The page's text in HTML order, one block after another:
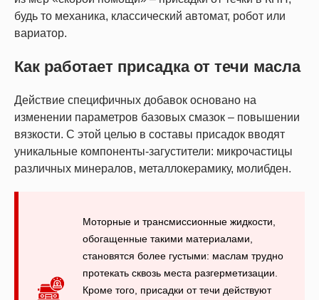
будь то механика, классический автомат, робот или
вариатор.
Как работает присадка от течи масла
Действие специфичных добавок основано на
изменении параметров базовых смазок – повышении
вязкости. С этой целью в составы присадок вводят
уникальные компоненты-загустители: микрочастицы
различных минералов, металлокерамику, молибден.
Моторные и трансмиссионные жидкости,
обогащенные такими материалами,
становятся более густыми: маслам трудно
протекать сквозь места разгерметизации.
Кроме того, присадки от течи действуют